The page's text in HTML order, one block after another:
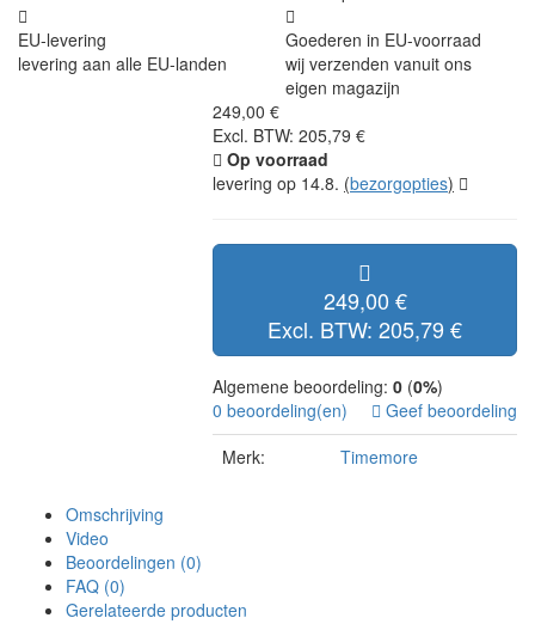
EU-levering
levering aan alle EU-landen
Goederen in EU-voorraad
wij verzenden vanuit ons
eigen magazijn
249,00 €
Excl. BTW: 205,79 €
Op voorraad
levering op 14.8. (bezorgopties)
249,00 €
Excl. BTW: 205,79 €
Algemene beoordeling: 0 (0%)
0 beoordeling(en)
Geef beoordeling
Merk:
Timemore
Omschrijving
Video
Beoordelingen (0)
FAQ (0)
Gerelateerde producten